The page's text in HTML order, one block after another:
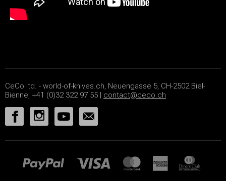
CeCo ltd. - world-of-knives.ch, Neuengasse 5, CH-2502 Biel-
Bienne, +41 (0)32 322 97 55 | contact@ceco.ch